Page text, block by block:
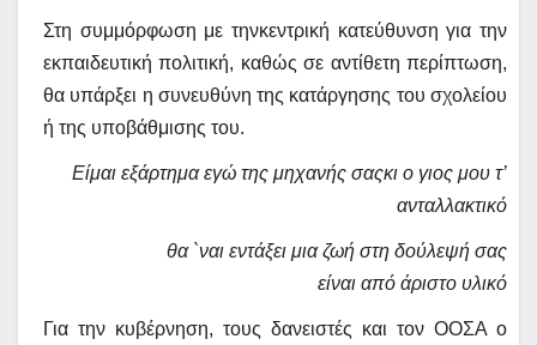
Στη συμμόρφωση με τηνκεντρική κατεύθυνση για την
εκπαιδευτική πολιτική, καθώς σε αντίθετη περίπτωση,
θα υπάρξει η συνευθύνη της κατάργησης του σχολείου
ή της υποβάθμισης του.
Είμαι εξάρτημα εγώ της μηχανής σαςκι ο γιος μου τ’
ανταλλακτικό
θα `ναι εντάξει μια ζωή στη δούλεψή σας
είναι από άριστο υλικό
Για την κυβέρνηση, τους δανειστές και τον ΟΟΣΑ ο